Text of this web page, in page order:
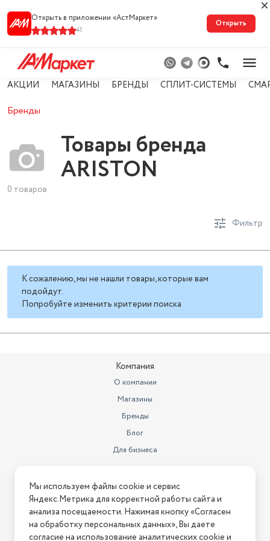
Открыть в приложении «АстМарке‪т‬»
41
Открыть
АКЦИИ МАГАЗИНЫ БРЕНДЫ СПЛИТ-СИСТЕМЫ
Бренды
Товары бренда
ARISTON
0 товаров
Фильтр
К сожалению, мы не нашли товары, которые вам
подойдут.
Попробуйте изменить критерии поиска
Компания
О компании
Магазины
Бренды
Блог
Для бизнеса
Информация
Условия оплаты
Условия доставки
Условия возврата
Мы используем файлы cookie и сервис
Яндекс.Метрика для корректной работы сайта и
анализа посещаемости. Нажимая кнопку «Согласен
на обработку персональных данных», Вы даете
согласие на использование аналитических cookie и